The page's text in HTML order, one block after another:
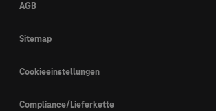
AGB
Sitemap
Cookieeinstellungen
Compliance/Lieferkette